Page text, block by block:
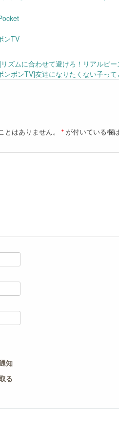
ンTV
ズムに合わせて避けろ！リアルピ
ンボンTV]友達になりたくない子
とはありません。 * が付いている欄
知
る